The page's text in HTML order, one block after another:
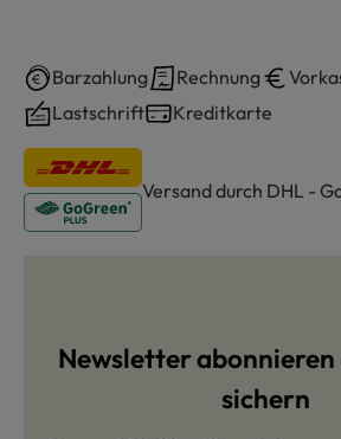
Barzahlung Rechnung
Lastschrift
Kreditkarte
Versand durch DHL -
Newsletter abonnieren
sichern